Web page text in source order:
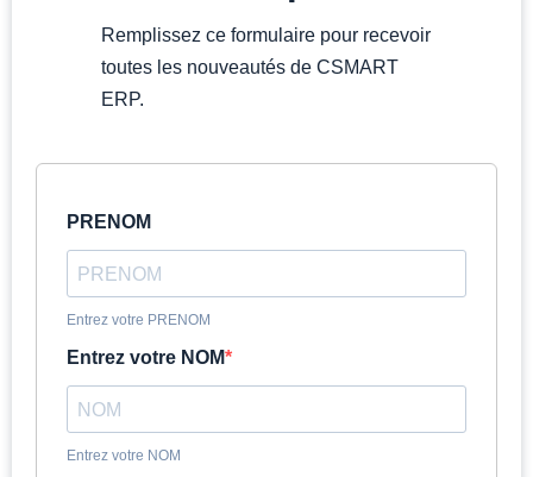
Remplissez ce formulaire pour recevoir
toutes les nouveautés de CSMART
ERP.